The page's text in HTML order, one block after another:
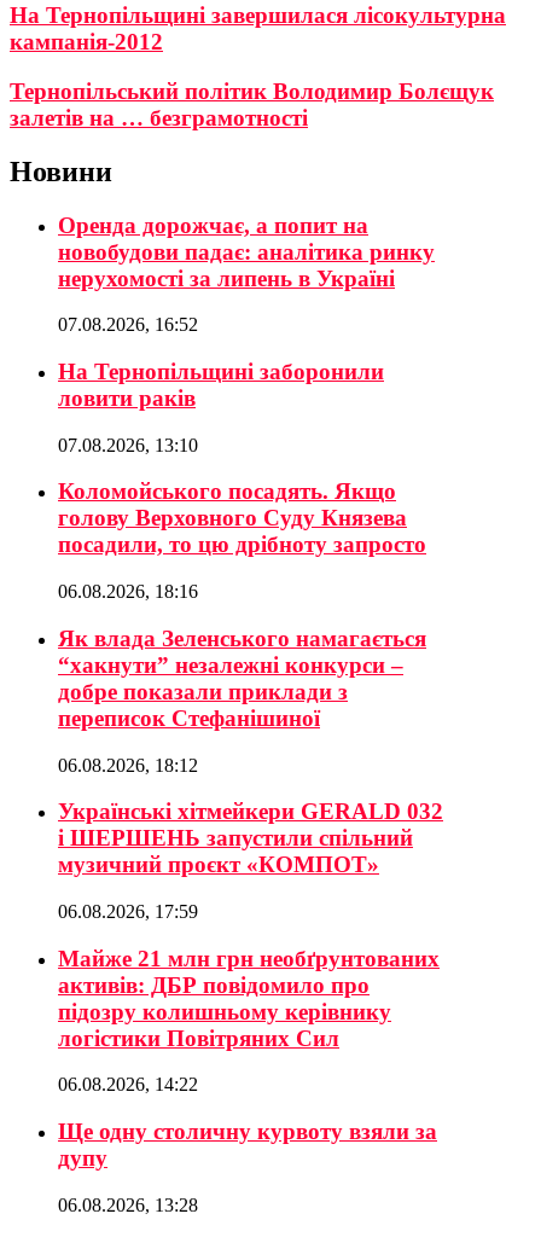
На Тернопільщині завершилася лісокультурна
кампанія-2012
Тернопільський політик Володимир Болєщук
залетів на … безграмотності
Новини
Оренда дорожчає, а попит на
новобудови падає: аналітика ринку
нерухомості за липень в Україні
07.08.2026, 16:52
На Тернопільщині заборонили
ловити раків
07.08.2026, 13:10
Коломойського посадять. Якщо
голову Верховного Суду Князева
посадили, то цю дрібноту запросто
06.08.2026, 18:16
Як влада Зеленського намагається
“хакнути” незалежні конкурси –
добре показали приклади з
переписок Стефанішиної
06.08.2026, 18:12
Українські хітмейкери GERALD 032
і ШЕРШЕНЬ запустили спільний
музичний проєкт «КОМПОТ»
06.08.2026, 17:59
Майже 21 млн грн необґрунтованих
активів: ДБР повідомило про
підозру колишньому керівнику
логістики Повітряних Сил
06.08.2026, 14:22
Ще одну столичну курвоту взяли за
дупу
06.08.2026, 13:28